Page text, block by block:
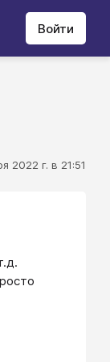
Войти
2022 г. в 21:51